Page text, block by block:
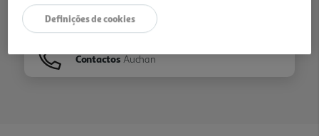
Folhetos
Contactos Auchan
Definições de cookies